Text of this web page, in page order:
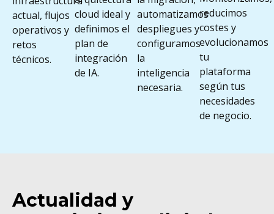
actual, flujos
operativos y
retos
técnicos.
cloud ideal y
definimos el
plan de
integración
de IA.
automatizamos
despliegues y
configuramos
la
inteligencia
necesaria.
reducimos
costes y
evolucionamos
tu
plataforma
según tus
necesidades
de negocio.
Actualidad y